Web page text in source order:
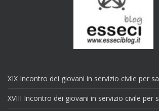
XIX Incontro dei giovani in servizio civile per
XVIII Incontro dei giovani in servizio civile per